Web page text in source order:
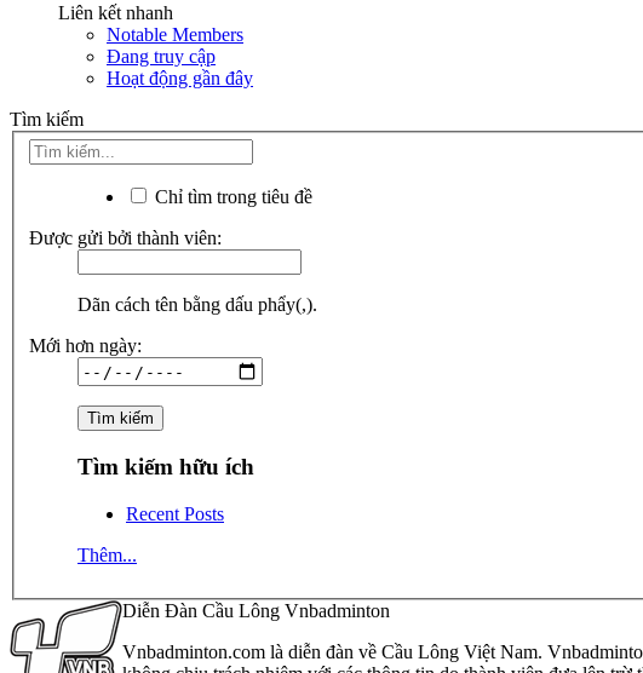
Liên kết nhanh
Notable Members
Đang truy cập
Hoạt động gần đây
Tìm kiếm
Chỉ tìm trong tiêu đề
Được gửi bởi thành viên:
Dãn cách tên bằng dấu phẩy(,).
Mới hơn ngày:
Tìm kiếm hữu ích
Recent Posts
Thêm...
Diễn Đàn Cầu Lông Vnbadminton
Vnbadminton.com là diễn đàn về Cầu Lông Việt Nam.